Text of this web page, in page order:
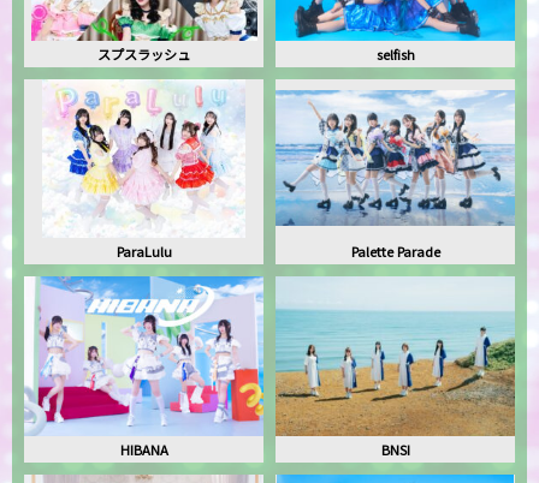
スプスラッシュ selfish
ParaLulu Palette Parade
HIBANA BNSI